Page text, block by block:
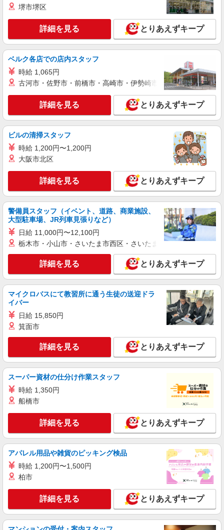
キープ 詳細を見る
パート
サンワフーズ株式会社
時給1,800円
医療法人社団 駿栄会 御殿場石川病院内厨房
（静岡県御殿場市深沢1285-2）
キープ 詳細を見る
契約社員
サンワフーズ株式会社
調理員
月給250,000円〜280,000円 ※経験・能力によ
る
社会福祉法人野菊寮 御殿場コロニー （静岡県
御殿場市中畑1798）
キープ 詳細を見る
サンワフーズ株式会社
調理補助
時給1,250円
社会福祉法人野菊寮 御殿場コロニー （静岡県
キープ 詳細を見る
パート
サンワフーズ株式会社
調理員
［1］時給1,500円 ［2］［3］時給1,100円
医療法人社団 淳和会 前田脳神経外科 （静岡
県御殿場市東田中1871）
キープ 詳細を見る
サンワフーズ株式会社
調理師／新卒（病院、福祉、企業、レストラン
等）
月給187,296円＋各種手当 ※給与幅は地域に
よる ※一律手当（資格手当3,000円）含む
静岡県、山梨県、東京都、神奈川県、千葉県、
堺市堺区
詳細を見る とりあえずキープ
ベルク各店での店内スタッフ
時給 1,065円
古河市・佐野市・前橋市・高崎市・伊勢崎市・太田市・館林市
詳細を見る とりあえずキープ
ビルの清掃スタッフ
時給 1,200円〜1,200円
大阪市北区
詳細を見る とりあえずキープ
警備員スタッフ（イベント、道路、商業施設、
大型駐車場、JR列車見張りなど）
日給 11,000円〜12,100円
栃木市・小山市・さいたま市西区・さいたま市岩槻区・久喜市・
詳細を見る とりあえずキープ
マイクロバスにて教習所に通う生徒の送迎ドラ
イバー
日給 15,850円
箕面市
詳細を見る とりあえずキープ
スーパー資材の仕分け作業スタッフ
時給 1,350円
船橋市
詳細を見る とりあえずキープ
アパレル用品や雑貨のピッキング検品
時給 1,200円〜1,500円
柏市
詳細を見る とりあえずキープ